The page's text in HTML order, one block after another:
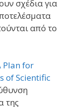
σχέδια για
από το
Plan for
of Scientific
της